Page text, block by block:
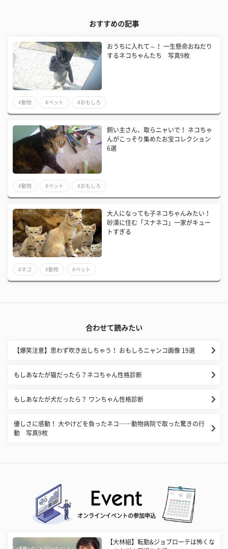
おすすめの記事
おうちに入れて～！ 一生懸命おねだり
するネコちゃんたち 写真9枚
#動物 #ペット #おもしろ
飼い主さん、取らニャいで！ ネコちゃ
んがこっそり集めたお宝コレクション
6選
#動物 #ペット #おもしろ
大人になっても子ネコちゃんみたい！
砂漠に住む「スナネコ」一家がキュー
トすぎる
#ネコ #動物 #ペット
合わせて読みたい
【爆笑注意】思わず吹き出しちゃう！ おもしろニャンコ画像 19選
もしあなたが猫だったら？ネコちゃん性格診断
もしあなたが犬だったら？ ワンちゃん性格診断
優しさに感動！ 大やけどを負ったネコ……動物病院で取った驚きの行
動 写真9枚
オンラインイベントの参加申込
【大林組】転勤&ジョブローテは怖くな